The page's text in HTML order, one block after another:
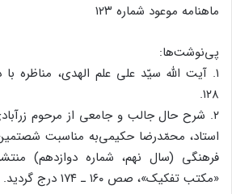
ماهنامه موعود شماره ۱۲۳
پی‌نوشت‌ها:
۱۲۸.
۲. شرح حال جالب و جامعی از مرحوم
استاد، محمّدرضا حکیمی‌به مناسبت
فرهنگی (سال نهم، شماره دوازدهم)
«مکتب تفکیک»، صص ۱۶۰ ـ ۱۷۴ درج گردید.